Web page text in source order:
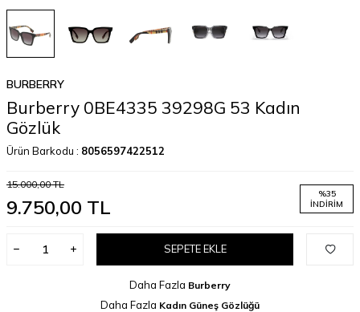
BURBERRY
Burberry 0BE4335 39298G 53 Kadın
Gözlük
Ürün Barkodu : 8056597422512
15.000,00TL
9.750,00 TL
%35
İNDIRIM
SEPETE EKLE
Daha Fazla Burberry
Daha Fazla Kadın Güneş Gözlüğü